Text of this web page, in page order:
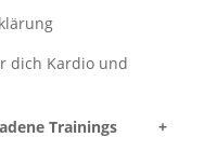
dich Kardio und
Trainings
+